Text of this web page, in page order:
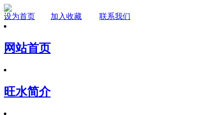
设为首页 加入收藏 联系我们
网站首页
旺水简介